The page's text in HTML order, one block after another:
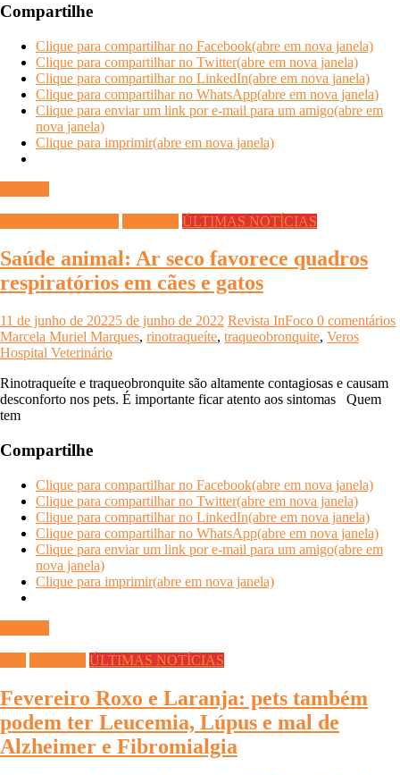
Compartilhe
Clique para compartilhar no Facebook(abre em nova janela)
Clique para compartilhar no Twitter(abre em nova janela)
Clique para compartilhar no LinkedIn(abre em nova janela)
Clique para compartilhar no WhatsApp(abre em nova janela)
Clique para enviar um link por e-mail para um amigo(abre em
nova janela)
Clique para imprimir(abre em nova janela)
ÚLTIMAS NOTÍCIAS
Saúde animal: Ar seco favorece quadros
respiratórios em cães e gatos
11 de junho de 20225 de junho de 2022 Revista InFoco 0 comentários
Marcela Muriel Marques, rinotraqueíte, traqueobronquite, Veros
Hospital Veterinário
Rinotraqueíte e traqueobronquite são altamente contagiosas e causam
desconforto nos pets. É importante ficar atento aos sintomas Quem
tem
Compartilhe
Clique para compartilhar no Facebook(abre em nova janela)
Clique para compartilhar no Twitter(abre em nova janela)
Clique para compartilhar no LinkedIn(abre em nova janela)
Clique para compartilhar no WhatsApp(abre em nova janela)
Clique para enviar um link por e-mail para um amigo(abre em
nova janela)
Clique para imprimir(abre em nova janela)
ÚLTIMAS NOTÍCIAS
Fevereiro Roxo e Laranja: pets também
podem ter Leucemia, Lúpus e mal de
Alzheimer e Fibromialgia